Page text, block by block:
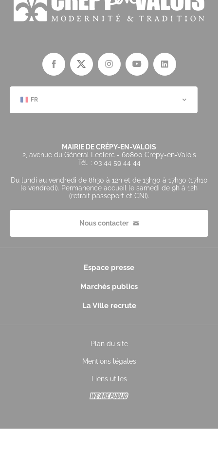
FR
MAIRIE DE CRÉPY-EN-VALOIS
2, avenue du Général Leclerc - 60800 Crépy-en-Valois
Tél. : 03 44 59 44 44
Du lundi au vendredi de 8h30 à 12h et de 13h30 à 17h30 (17h10
le vendredi). Permanence accueil le samedi de 9h à 12h
(retrait passeport et CNI).
Nous contacter
Espace presse
Marchés publics
La Ville recrute
Plan du site
Mentions légales
Liens utiles